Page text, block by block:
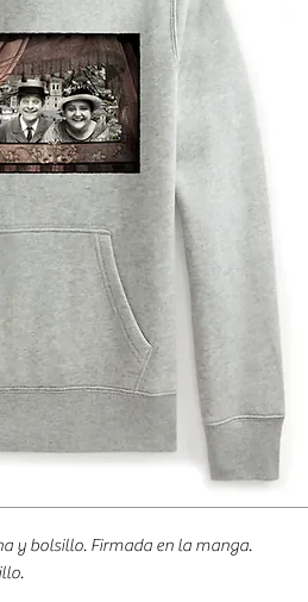
y bolsillo. Firmada en la manga.